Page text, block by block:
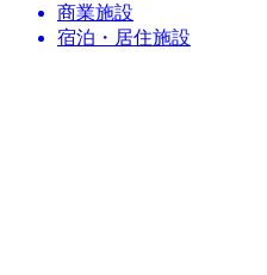
商業施設
宿泊・居住施設